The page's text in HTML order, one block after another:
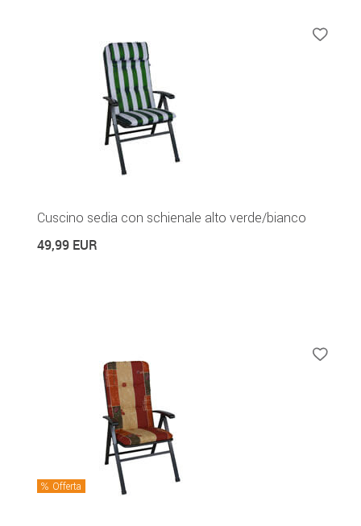
Cuscino sedia con schienale alto verde/bianco
49,99 EUR
Offerta